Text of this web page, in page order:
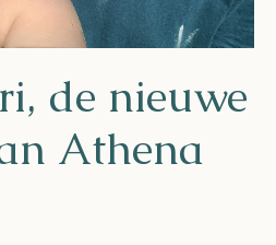
Perron
Helios de nieuwe
Athena